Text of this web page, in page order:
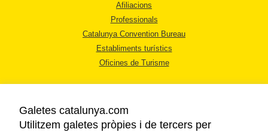
Afiliacions
Professionals
Catalunya Convention Bureau
Establiments turístics
Oficines de Turisme
Galetes catalunya.com
Utilitzem galetes pròpies i de tercers per